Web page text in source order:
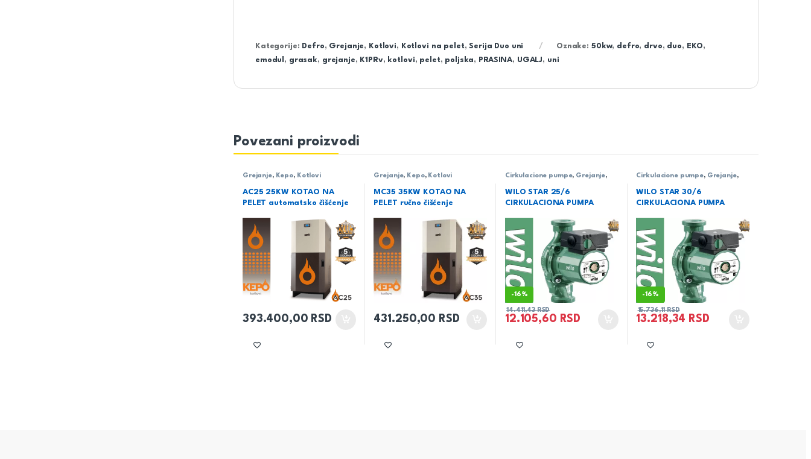
Kategorije: Defro, Grejanje, Kotlovi, Kotlovi na pelet,Serija Duo uni Oznake: 50kw, defro, drvo, duo, EKO,
emodul , grasak, grejanje, K1PRv, kotlovi, pelet, poljska, PRASINA, UGALJ, uni
Povezani proizvodi
Grejanje, Kepo, Kotlovi
AC25 25KW KOTAO NA
PELET automatsko čišćenje
393.400,00 RSD
Grejanje, Kepo, Kotlovi
MC35 35KW KOTAO NA
PELET ručno čišćenje
431.250,00 RSD
Cirkulacione pumpe, Grejanje,
WILO STAR 25/6
CIRKULACIONA PUMPA
-16%
12.105,60 RSD
14.411,43RSD
Cirkulacione pumpe, Grejanje,
WILO STAR 30/6
CIRKULACIONA PUMPA
-16%
13.218,34 RSD
15.736,11RSD